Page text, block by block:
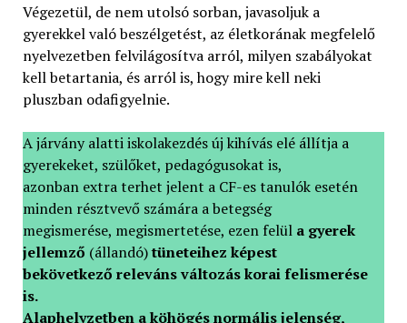
Végezetül, de nem utolsó sorban, javasoljuk a
gyerekkel való beszélgetést, az életkorának megfelelő
nyelvezetben felvilágosítva arról, milyen szabályokat
kell betartania, és arról is, hogy mire kell neki
pluszban odafigyelnie.
A járvány alatti iskolakezdés új kihívás elé állítja a
gyerekeket, szülőket, pedagógusokat is,
azonban extra terhet jelent a CF-es tanulók esetén
minden résztvevő számára a betegség
megismerése, megismertetése, ezen felül a gyerek
jellemző (állandó)tüneteihez képest
bekövetkező releváns változás korai felismerése
is.
Alaphelyzetben a köhögés normális jelenség,